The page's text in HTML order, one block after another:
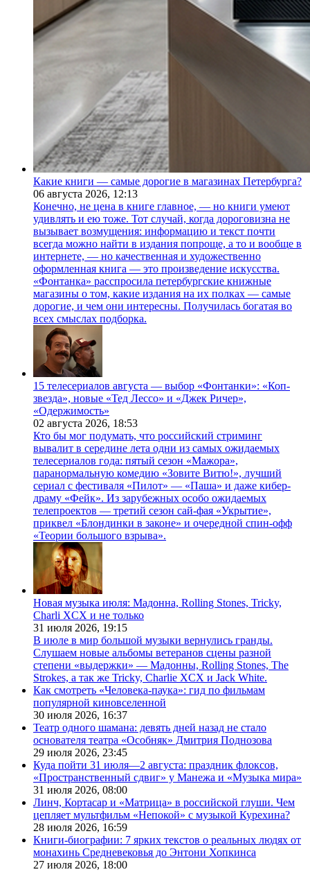
Какие книги — самые дорогие в магазинах Петербурга?
06 августа 2026, 12:13
Конечно, не цена в книге главное, — но книги умеют
удивлять и ею тоже. Тот случай, когда дороговизна не
вызывает возмущения: информацию и текст почти
всегда можно найти в издания попроще, а то и вообще в
интернете, — но качественная и художественно
оформленная книга — это произведение искусства.
«Фонтанка» расспросила петербургские книжные
магазины о том, какие издания на их полках — самые
дорогие, и чем они интересны. Получилась богатая во
всех смыслах подборка.
15 телесериалов августа — выбор «Фонтанки»: «Коп-
звезда», новые «Тед Лессо» и «Джек Ричер»,
«Одержимость»
02 августа 2026, 18:53
Кто бы мог подумать, что российский стриминг
вывалит в середине лета одни из самых ожидаемых
телесериалов года: пятый сезон «Мажора»,
паранормальную комедию «Зовите Витю!», лучший
сериал с фестиваля «Пилот» — «Паша» и даже кибер-
драму «Фейк». Из зарубежных особо ожидаемых
телепроектов — третий сезон сай-фая «Укрытие»,
приквел «Блондинки в законе» и очередной спин-офф
«Теории большого взрыва».
Новая музыка июля: Мадонна, Rolling Stones, Tricky,
Charli XCX и не только
31 июля 2026, 19:15
В июле в мир большой музыки вернулись гранды.
Слушаем новые альбомы ветеранов сцены разной
степени «выдержки» — Мадонны, Rolling Stones, The
Strokes, а так же Tricky, Charlie XCX и Jack White.
Как смотреть «Человека-паука»: гид по фильмам
популярной киновселенной
30 июля 2026, 16:37
Театр одного шамана: девять дней назад не стало
основателя театра «Особняк» Дмитрия Поднозова
29 июля 2026, 23:45
Куда пойти 31 июля—2 августа: праздник флоксов,
«Пространственный сдвиг» у Манежа и «Музыка мира»
31 июля 2026, 08:00
Линч, Кортасар и «Матрица» в российской глуши. Чем
цепляет мультфильм «Непокой» с музыкой Курехина?
28 июля 2026, 16:59
Книги-биографии: 7 ярких текстов о реальных людях от
монахинь Средневековья до Энтони Хопкинса
27 июля 2026, 18:00